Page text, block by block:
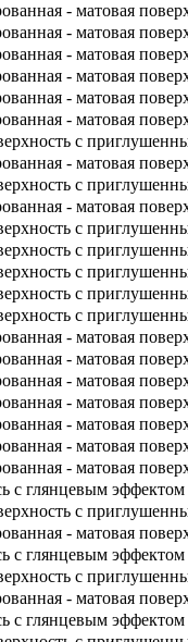
- матовая
- матовая
- матовая
- матовая
- матовая
- матовая
с
- матовая
с
- матовая
с
с
с
с
с
- матовая
- матовая
- матовая
- матовая
- матовая
- матовая
- матовая
с глянцевым эффектом
с
- матовая
с глянцевым эффектом
с
- матовая
с глянцевым эффектом